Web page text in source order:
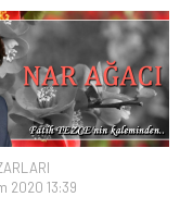
2020 13:39